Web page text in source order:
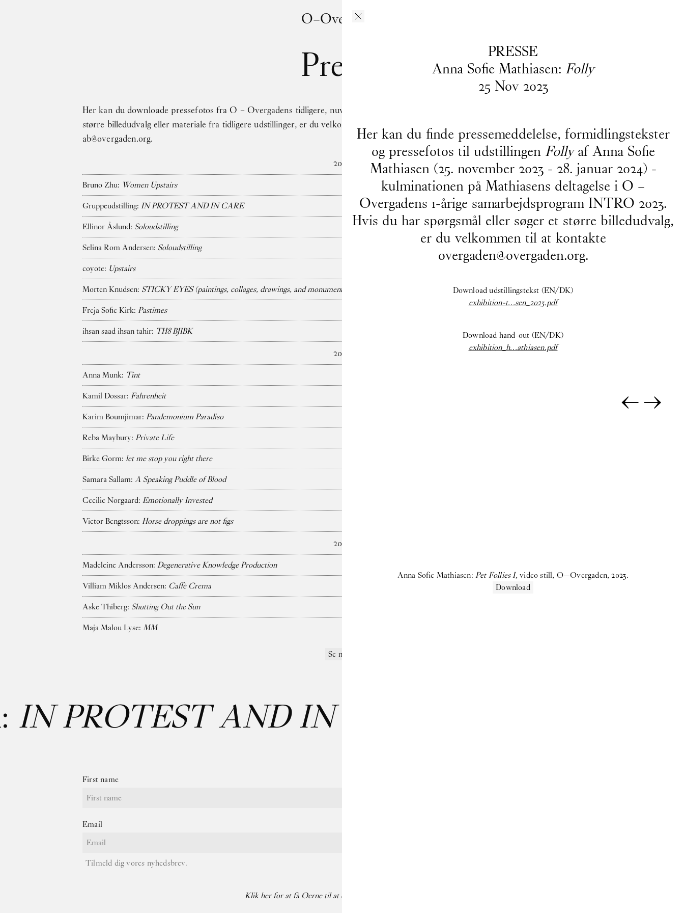
O–Overgaden
Presse
Her kan du downloade pressefotos fra O – Overgadens tidligere, nuværende og kommende udstillinger. Hvis du har spørgsmål, søger et
større billedudvalg eller materiale fra tidligere udstillinger, er du velkommen til at kontakte presseansvarlig
ab@overgaden.org.
2026
Bruno Zhu: Women Upstairs
Gruppeudstilling: IN PROTEST AND IN CARE
Ellinor Åslund: Soloudstilling
Selina Rom Andersen: Soloudstilling
coyote: Upstairs
Morten Knudsen: STICKY EYES (paintings, collages, drawings, and monuments)
Freja Sofie Kirk: Pastimes
ihsan saad ihsan tahir: TH8 BJIBK
2025
Anna Munk: Tint
Kamil Dossar: Fahrenheit
Karim Boumjimar: Pandemonium Paradiso
Reba Maybury: Private Life
Birke Gorm: let me stop you right there
Samara Sallam: A Speaking Puddle of Blood
Cecilie Norgaard: Emotionally Invested
Victor Bengtsson: Horse droppings are not figs
2024
Madeleine Andersson: Degenerative Knowledge Production
Villiam Miklos Andersen: Caffè Crema
Aske Thiberg: Shutting Out the Sun
Maja Malou Lyse: MM
Se mere
PRESSE
Anna Sofie Mathiasen: Folly
25 Nov 2023
Her kan du finde pressemeddelelse, formidlingstekster
og pressefotos til udstillingen Follyaf Anna Sofie
Mathiasen (25. november 2023 - 28. januar 2024) -
kulminationen på Mathiasens deltagelse i O –
Overgadens 1-årige samarbejdsprogram INTRO 2023.
Hvis du har spørgsmål eller søger et større billedudvalg,
er du velkommen til at kontakte
overgaden@overgaden.org.
Download udstillingstekst (EN/DK)
exhibition-t…sen_2023.pdf
Download hand-out (EN/DK)
exhibition_h…athiasen.pdf
←→
Anna Sofie Mathiasen:Pet Follies I, video still, O—Overgaden, 2023.
Download
IN PROTEST AND IN CARE
First name
Email
Tilmeld dig vores nyhedsbrev.
Klik her for at få Oerne til at danse på din pauseskærm igen